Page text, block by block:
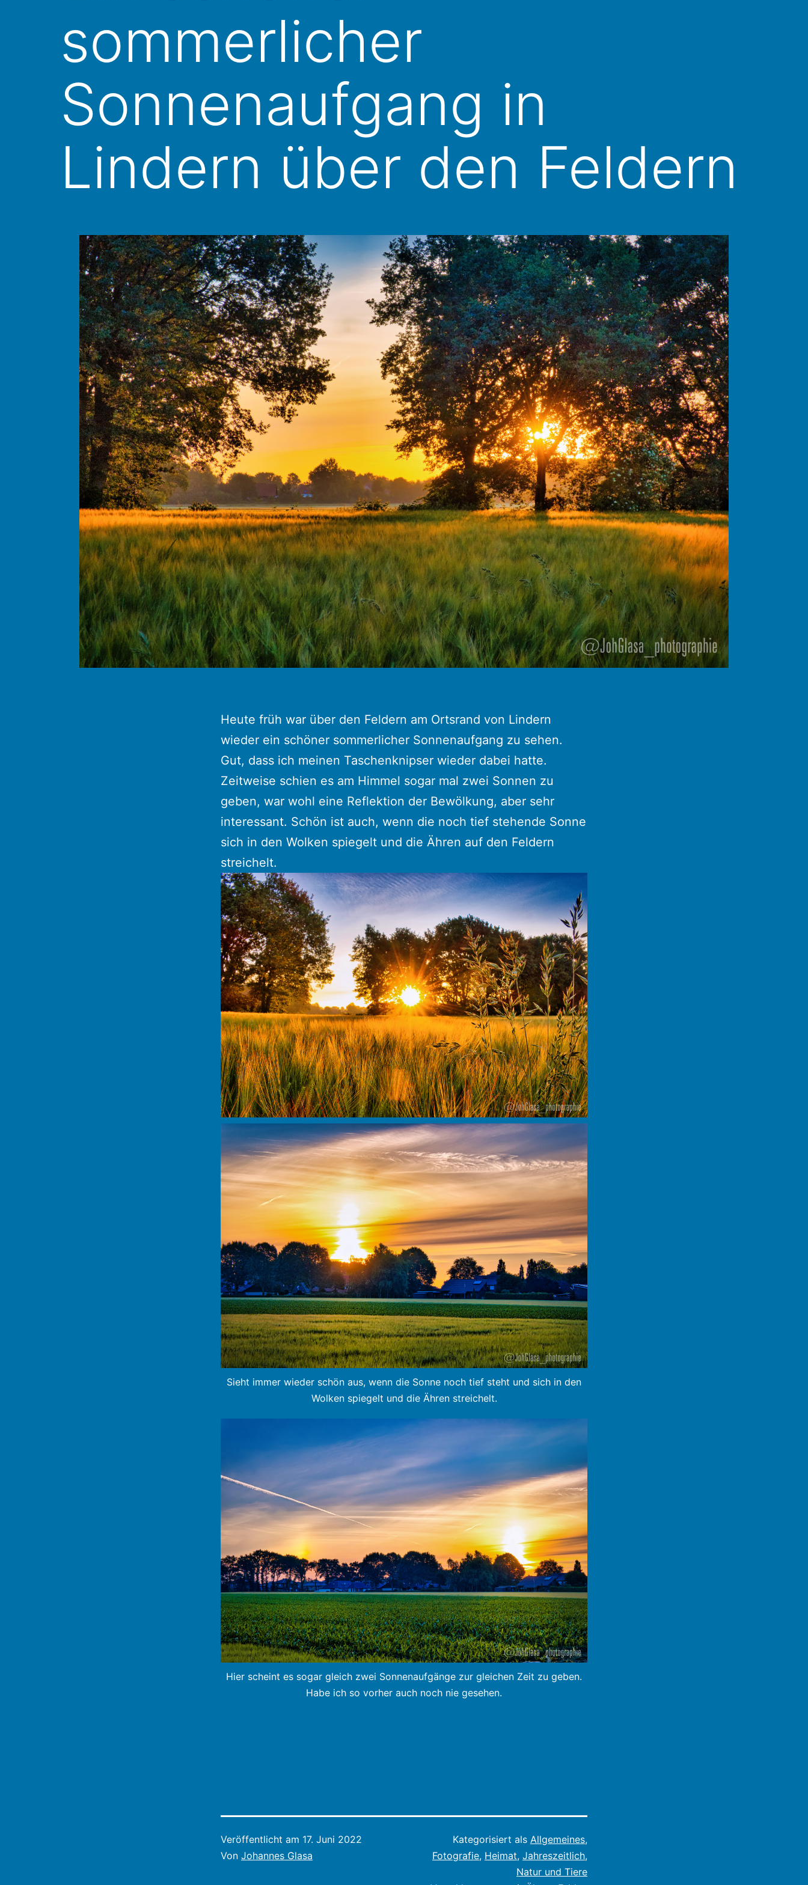
sommerlicher
Sonnenaufgang in
Lindern über den Feldern
Heute früh war über den Feldern am Ortsrand von Lindern
wieder ein schöner sommerlicher Sonnenaufgang zu sehen.
Gut, dass ich meinen Taschenknipser wieder dabei hatte.
Zeitweise schien es am Himmel sogar mal zwei Sonnen zu
geben, war wohl eine Reflektion der Bewölkung, aber sehr
interessant. Schön ist auch, wenn die noch tief stehende Sonne
sich in den Wolken spiegelt und die Ähren auf den Feldern
streichelt.
Sieht immer wieder schön aus, wenn die Sonne noch tief steht und sich in den
Wolken spiegelt und die Ähren streichelt.
Hier scheint es sogar gleich zwei Sonnenaufgänge zur gleichen Zeit zu geben.
Habe ich so vorher auch noch nie gesehen.
Veröffentlicht am 17. Juni 2022
Von Johannes Glasa
Kategorisiert als Allgemeines,
Fotografie, Heimat, Jahreszeitlich,
Natur und Tiere